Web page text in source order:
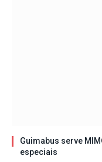
Guimabus serve
especiais